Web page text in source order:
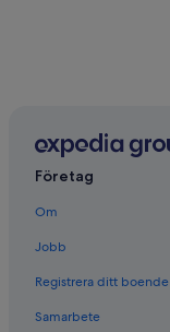
Företag
Om
Jobb
Registrera ditt boende
Samarbete